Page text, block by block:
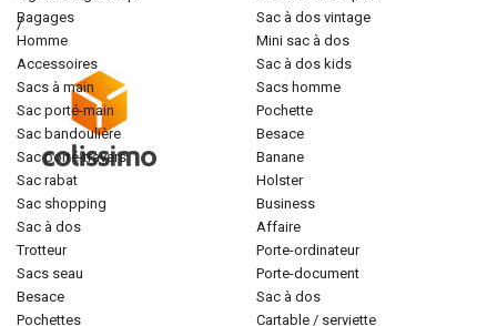
/ bagages
homme
accessoires
sacs à main
sac porté-main
sac bandoulière
sac porté-travers
sac rabat
sac shopping
sac à dos
trotteur
sacs seau
besace
pochettes
sac à dos vintage
mini sac à dos
sac à dos kids
sacs homme
pochette
besace
banane
holster
business
affaire
porte-ordinateur
porte-document
sac à dos
cartable / serviette